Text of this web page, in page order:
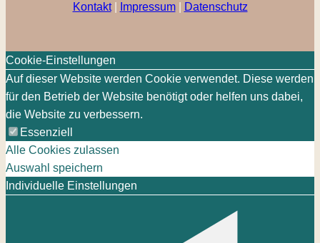
Kontakt| Impressum| Datenschutz
Cookie-Einstellungen
Auf dieser Website werden Cookie verwendet. Diese werden
für den Betrieb der Website benötigt oder helfen uns dabei,
die Website zu verbessern.
Essenziell
Alle Cookies zulassen
Auswahl speichern
Individuelle Einstellungen